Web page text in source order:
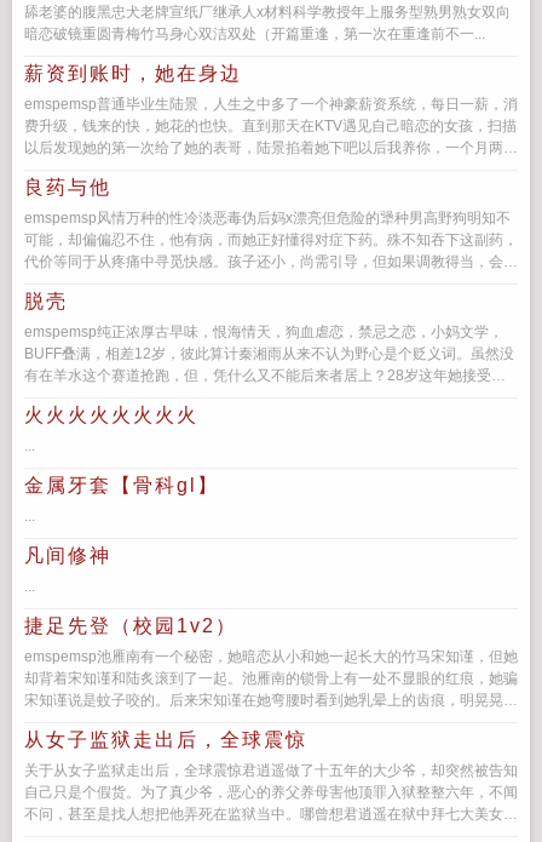
舔老婆的腹黑忠犬老牌宣纸厂继承人x材料科学教授年上服务型熟男熟女双向
暗恋破镜重圆青梅竹马身心双洁双处（开篇重逢，第一次在重逢前不一...
薪资到账时，她在身边
emspemsp普通毕业生陆景，人生之中多了一个神豪薪资系统，每日一薪，消
费升级，钱来的快，她花的也快。直到那天在KTV遇见自己暗恋的女孩，扫描
以后发现她的第一次给了她的表哥，陆景掐着她下吧以后我养你，一个月两
良药与他
emspemsp风情万种的性冷淡恶毒伪后妈x漂亮但危险的犟种男高野狗明知不
可能，却偏偏忍不住，他有病，而她正好懂得对症下药。殊不知吞下这副药，
代价等同于从疼痛中寻觅快感。孩子还小，尚需引导，但如果调教得当，会是
脱壳
emspemsp纯正浓厚古早味，恨海情天，狗血虐恋，禁忌之恋，小妈文学，
BUFF叠满，相差12岁，彼此算计秦湘雨从来不认为野心是个贬义词。虽然没
有在羊水这个赛道抢跑，但，凭什么又不能后来者居上？28岁这年她接受了
火火火火火火火火
...
金属牙套【骨科gl】
...
凡间修神
...
捷足先登（校园1v2）
emspemsp池雁南有一个秘密，她暗恋从小和她一起长大的竹马宋知谨，但她
却背着宋知谨和陆炙滚到了一起。池雁南的锁骨上有一处不显眼的红痕，她骗
宋知谨说是蚊子咬的。后来宋知谨在她弯腰时看到她乳晕上的齿痕，明晃晃
从女子监狱走出后，全球震惊
关于从女子监狱走出后，全球震惊君逍遥做了十五年的大少爷，却突然被告知
自己只是个假货。为了真少爷，恶心的养父养母害他顶罪入狱整整六年，不闻
不问，甚至是找人想把他弄死在监狱当中。哪曾想君逍遥在狱中拜七大美女为